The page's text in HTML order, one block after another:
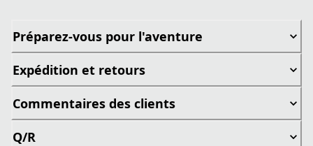
Préparez-vous pour l'aventure
Expédition et retours
Commentaires des clients
Q/R